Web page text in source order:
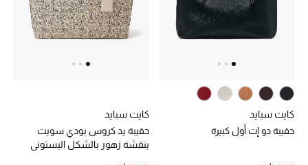
هدايا
دليل مستلزمات الجمال
أبرز الماركات
كايت سبايد
حقيبة دو إت أول كبيرة
كايت سبايد
حقيبة يد كروس بودي سويت
بنقشة زهور بالشكل البستوني